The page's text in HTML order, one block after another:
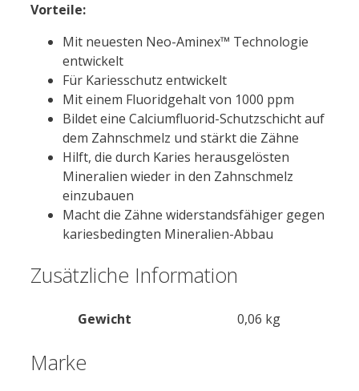
Vorteile:
Mit neuesten Neo-Aminex™ Technologie
entwickelt
Für Kariesschutz entwickelt
Mit einem Fluoridgehalt von 1000 ppm
Bildet eine Calciumfluorid-Schutzschicht auf
dem Zahnschmelz und stärkt die Zähne
Hilft, die durch Karies herausgelösten
Mineralien wieder in den Zahnschmelz
einzubauen
Macht die Zähne widerstandsfähiger gegen
kariesbedingten Mineralien-Abbau
Zusätzliche Information
Gewicht 0,06 kg
Marke